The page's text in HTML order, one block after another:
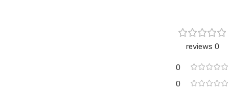
0 reviews
0
0